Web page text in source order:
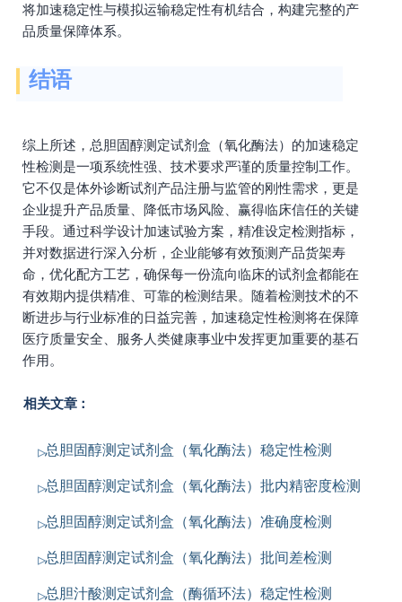
将加速稳定性与模拟运输稳定性有机结合，构建完整的产
品质量保障体系。
结语
综上所述，总胆固醇测定试剂盒（氧化酶法）的加速稳定
性检测是一项系统性强、技术要求严谨的质量控制工作。
它不仅是体外诊断试剂产品注册与监管的刚性需求，更是
企业提升产品质量、降低市场风险、赢得临床信任的关键
手段。通过科学设计加速试验方案，精准设定检测指标，
并对数据进行深入分析，企业能够有效预测产品货架寿
命，优化配方工艺，确保每一份流向临床的试剂盒都能在
有效期内提供精准、可靠的检测结果。随着检测技术的不
断进步与行业标准的日益完善，加速稳定性检测将在保障
医疗质量安全、服务人类健康事业中发挥更加重要的基石
作用。
相关文章：
总胆固醇测定试剂盒（氧化酶法）稳定性检测
总胆固醇测定试剂盒（氧化酶法）批内精密度检测
总胆固醇测定试剂盒（氧化酶法）准确度检测
总胆固醇测定试剂盒（氧化酶法）批间差检测
总胆汁酸测定试剂盒（酶循环法）稳定性检测